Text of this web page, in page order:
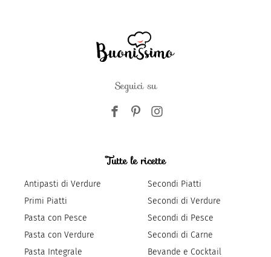
Seguici su
Tutte le ricette
Antipasti di Verdure
Primi Piatti
Pasta con Pesce
Pasta con Verdure
Pasta Integrale
Secondi Piatti
Secondi di Verdure
Secondi di Pesce
Secondi di Carne
Bevande e Cocktail